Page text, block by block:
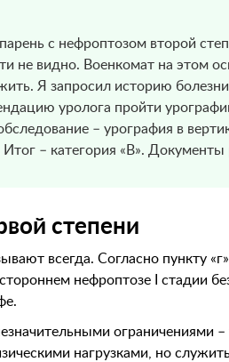
с нефроптозом второй
не видно. Военкомат на этом
Я запросил историю
уролога пройти
– урография в
Итог – категория «В».
степени
всегда. Согласно пункту
нефроптозе I стадии
ограничениями
нагрузками, но